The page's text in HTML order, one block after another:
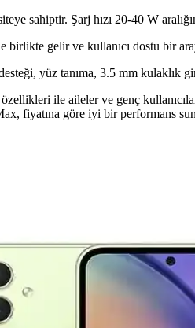
sahiptir. Şarj hızı 20-40 W
birlikte gelir ve kullanıcı dostu bir
yüz tanıma, 3.5 mm kulaklık
ile aileler ve genç
fiyatına göre iyi bir performans
13 Karşılaştırması:
modellerinin tasarım, performans,
ve Gelecekteki Teknolojik